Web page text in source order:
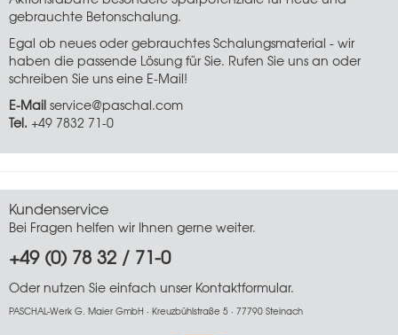
gebrauchte Betonschalung.
Egal ob neues oder gebrauchtes Schalungsmaterial - wir
haben die passende Lösung für Sie. Rufen Sie uns an oder
schreiben Sie uns eine E-Mail!
E-Mail service@paschal.com
Tel. +49 7832 71-0
Kundenservice
Bei Fragen helfen wir Ihnen gerne weiter.
+49 (0) 78 32 / 71-0
Oder nutzen Sie einfach unser Kontaktformular.
PASCHAL-Werk G. Maier GmbH · Kreuzbühlstraße 5 · 77790 Steinach